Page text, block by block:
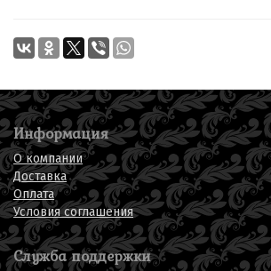
Информация
О компании
Доставка
Оплата
Условия соглашения
Служба поддержки